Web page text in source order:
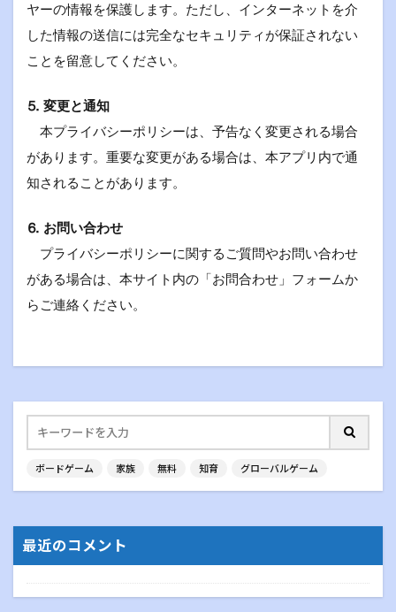
ヤーの情報を保護します。ただし、インターネットを介
した情報の送信には完全なセキュリティが保証されない
ことを留意してください。
⒌ 変更と通知
本プライバシーポリシーは、予告なく変更される場合
があります。重要な変更がある場合は、本アプリ内で通
知されることがあります。
⒍ お問い合わせ
プライバシーポリシーに関するご質問やお問い合わせ
がある場合は、本サイト内の「お問合わせ」フォームか
らご連絡ください。
ボードゲーム 家族 無料 知育 グローバルゲーム
最近のコメント